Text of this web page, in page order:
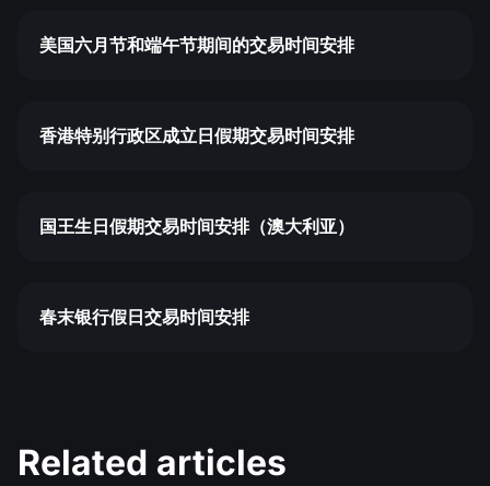
美国六月节和端午节期间的交易时间安排
香港特别行政区成立日假期交易时间安排
国王生日假期交易时间安排（澳大利亚）
春末银行假日交易时间安排
Related articles